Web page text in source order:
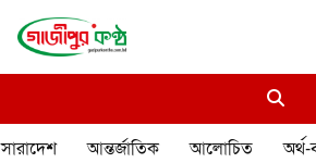
সারাদেশ আন্তর্জাতিক আলোচিত অর্থ-